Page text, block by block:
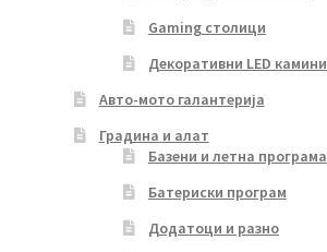
Gaming столици
Декоративни LED камини
Авто-мото галантерија
Градина и алат
Базени и летна програма
Батериски програм
Додатоци и разно